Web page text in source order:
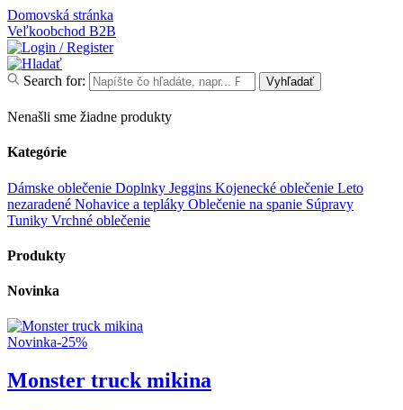
Domovská stránka
Veľkoobchod B2B
Search for: Vyhľadať
Nenašli sme žiadne produkty
Kategórie
Dámske oblečenie Doplnky Jeggins Kojenecké oblečenie Leto
nezaradené Nohavice a tepláky Oblečenie na spanie Súpravy
Tuniky Vrchné oblečenie
Produkty
Novinka
Novinka-25%
Monster truck mikina